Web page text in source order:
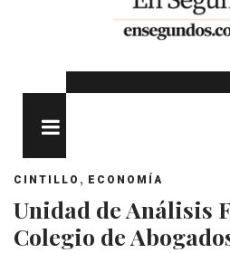
CINTILLO , ECONOMÍA
Unidad de Análisis
Colegio de